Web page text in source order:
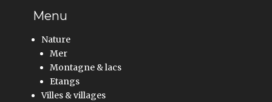
Menu
Nature
Mer
Montagne & lacs
Etangs
Villes & villages